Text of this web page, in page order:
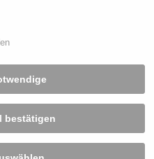
Ihren Anforderungen
bestätigen